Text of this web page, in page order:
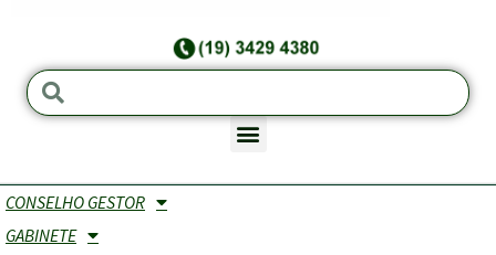
CONSELHO GESTOR
GABINETE
NORMAS & FORMULÁRIOS